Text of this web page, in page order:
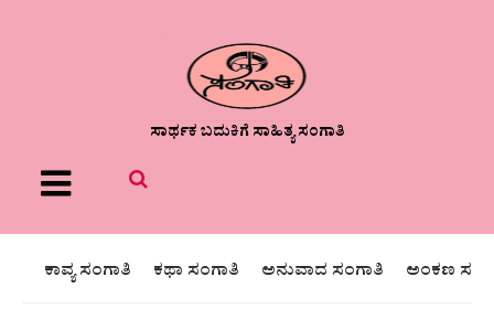
ಸಾರ್ಥಕ ಬದುಕಿಗೆ ಸಾಹಿತ್ಯ ಸಂಗಾತಿ
Menu
ಕಾವ್ಯ ಸಂಗಾತಿ ಕಥಾ ಸಂಗಾತಿ ಅನುವಾದ ಸಂಗಾತಿ ಅಂಕಣ